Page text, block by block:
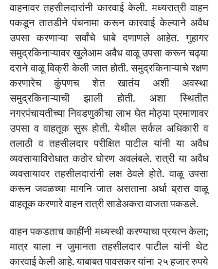
वाहनावर तहसीलदारांनी कारवाई केली. मध्यरात्री वाहन
पकडून तातडीने पंचनामा करून कारवाई केल्याने अवैध
उपसा करणाऱ्या सर्वांचे धाबे दणाणले आहेत. गुहागर
समुद्रकिनाऱ्यावर खुलेआम अवैध वाळू उपसा करून चढ्या
दराने वाळू विक्री केली जात होती. समुद्रकिनाऱ्याचे रक्षण
करणारेच कुंपणच शेत खातंय अशी अवस्था
समुद्रकिनाऱ्याची झाली होती. अशा स्थितीत
नगरपंचायतीच्या निवडणुकीचा लाभ घेत मोठ्या प्रमाणावर
उपसा व वाहतूक सुरू होती. येथील सर्कल अधिकारी व
तलाठी व तहसीलदार परीक्षित पाटील यांनी या अवैध
व्यवसायाविरोधात कठोर घोरण अवलंबले. रात्री या अवैध
व्यवसायावर तहसीलदारांनी लक्ष ठेवले होते. वाळू उपसा
करून जवळच्या मागनि जात असताना अर्धा ब्रास वाळू
वाहतूक करणारे वाहन रात्री साडेअकरा वाजता पकडले.
वाहन पकडताच काहींनी मध्यस्थी करण्याचा प्रयत्न केला;
मात्र याला न जुमानता तहसीलदार पाटील यांनी थेट
कारवाई केली आहे. याबाबत पावसकर यांना २५ हजार रुपये